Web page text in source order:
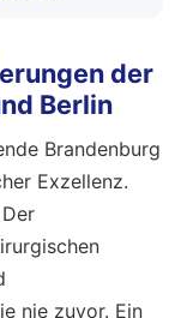
der
Berlin
Brandenburg
Exzellenz.
nie zuvor. Ein